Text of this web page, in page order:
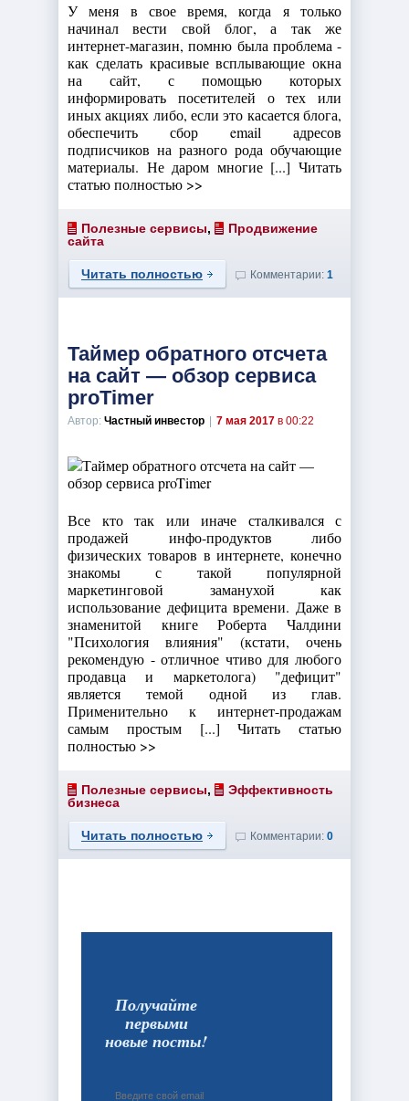
У меня в свое время, когда я только
начинал вести свой блог, а так же
интернет-магазин, помню была проблема -
как сделать красивые всплывающие окна
на сайт, с помощью которых
информировать посетителей о тех или
иных акциях либо, если это касается блога,
обеспечить сбор email адресов
подписчиков на разного рода обучающие
материалы. Не даром многие [...] Читать
статью полностью >>
Полезные сервисы,
Продвижение
сайта
Читать полностью Комментарии: 1
Таймер обратного отсчета
на сайт — обзор сервиса
proTimer
Автор: Частный инвестор 7 мая 2017 в 00:22
Все кто так или иначе сталкивался с
продажей инфо-продуктов либо
физических товаров в интернете, конечно
знакомы с такой популярной
маркетинговой заманухой как
использование дефицита времени. Даже в
знаменитой книге Роберта Чалдини
"Психология влияния" (кстати, очень
рекомендую - отличное чтиво для любого
продавца и маркетолога) "дефицит"
является темой одной из глав.
Применительно к интернет-продажам
самым простым [...] Читать статью
полностью >>
Полезные сервисы,
Эффективность
бизнеса
Читать полностью Комментарии: 0
Получайте
первыми
новые посты!